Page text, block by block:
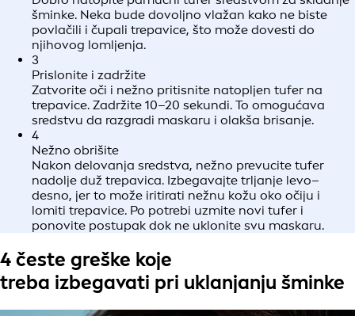
šminke. Neka bude dovoljno vlažan kako ne biste
povlačili i čupali trepavice, što može dovesti do
njihovog lomljenja.
3
Prislonite i zadržite
Zatvorite oči i nežno pritisnite natopljen tufer na
trepavice. Zadržite 10–20 sekundi. To omogućava
sredstvu da razgradi maskaru i olakša brisanje.
4
Nežno obrišite
Nakon delovanja sredstva, nežno prevucite tufer
nadolje duž trepavica. Izbegavajte trljanje levo–
desno, jer to može iritirati nežnu kožu oko očiju i
lomiti trepavice. Po potrebi uzmite novi tufer i
ponovite postupak dok ne uklonite svu maskaru.
4 česte greške koje
treba izbegavati pri uklanjanju šminke